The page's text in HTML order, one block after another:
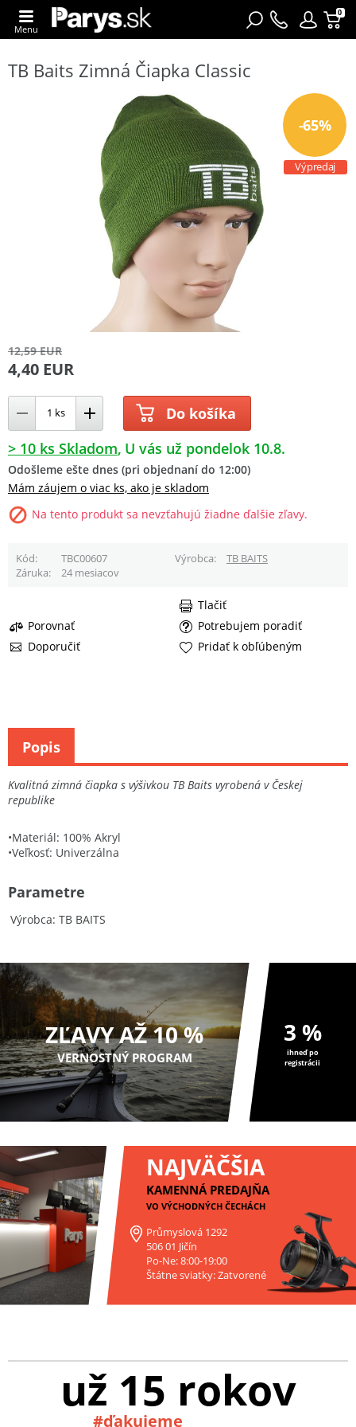
0
Menu
TB Baits Zimná Čiapka Classic
-65%
Výpredaj
12,59 EUR
4,40 EUR
Do košíka
> 10 ks Skladom U vás už pondelok 10.8.
Odošleme ešte dnes (pri objednaní do 12:00)
Mám záujem o viac ks, ako je skladom
Na tento produkt sa nevzťahujú žiadne ďalšie zľavy.
Kód TBC00607 Výrobca
TB BAITS
Záruka
24 mesiacov
Porovnať
Potrebujem poradiť
Doporučiť
Tlačiť
Pridať k obľúbeným
Kvalitná zimná čiapka s výšivkou TB Baits vyrobená v Českej
republike
•Materiál: 100% Akryl
•Veľkosť: Univerzálna
Výrobca TB BAITS
Parametre
Popis
ZĽAVY AŽ 10 %
VERNOSTNÝ PROGRAM
3 %
ihneď po
registrácii
NAJVÄČŠIA
KAMENNÁ PREDAJŇA
VO VÝCHODNÝCH ČECHÁCH
Průmyslová 1292
506 01 Jičín
Po-Ne: 8:00-19:00
Štátne sviatky: Zatvorené
už 15 rokov
#ďakujeme